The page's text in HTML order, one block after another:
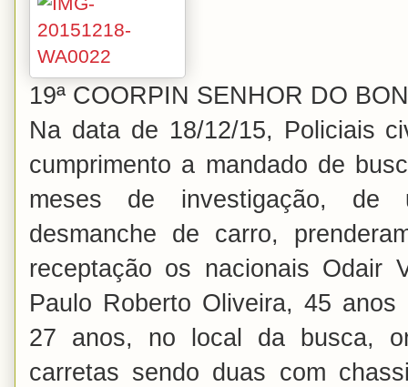
19ª COORPIN SENHOR DO
Na data de 18/12/15, Policiais
cumprimento a mandado de
meses de investigação, de
desmanche de carro,
receptação os nacionais Odair
Paulo Roberto Oliveira, 45
27 anos, no local da busca,
carretas sendo duas com